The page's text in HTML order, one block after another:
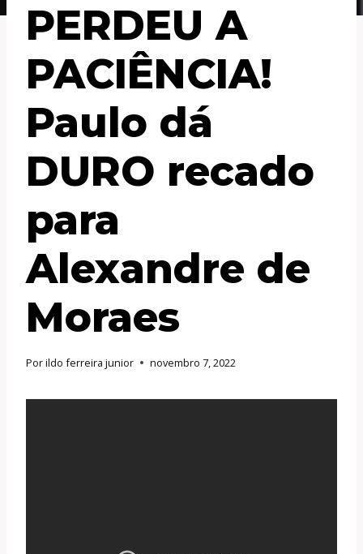
PERDEU A
PACIÊNCIA!
Paulo dá
DURO recado
para
Alexandre de
Moraes
Porildo ferreira junior novembro 7, 2022